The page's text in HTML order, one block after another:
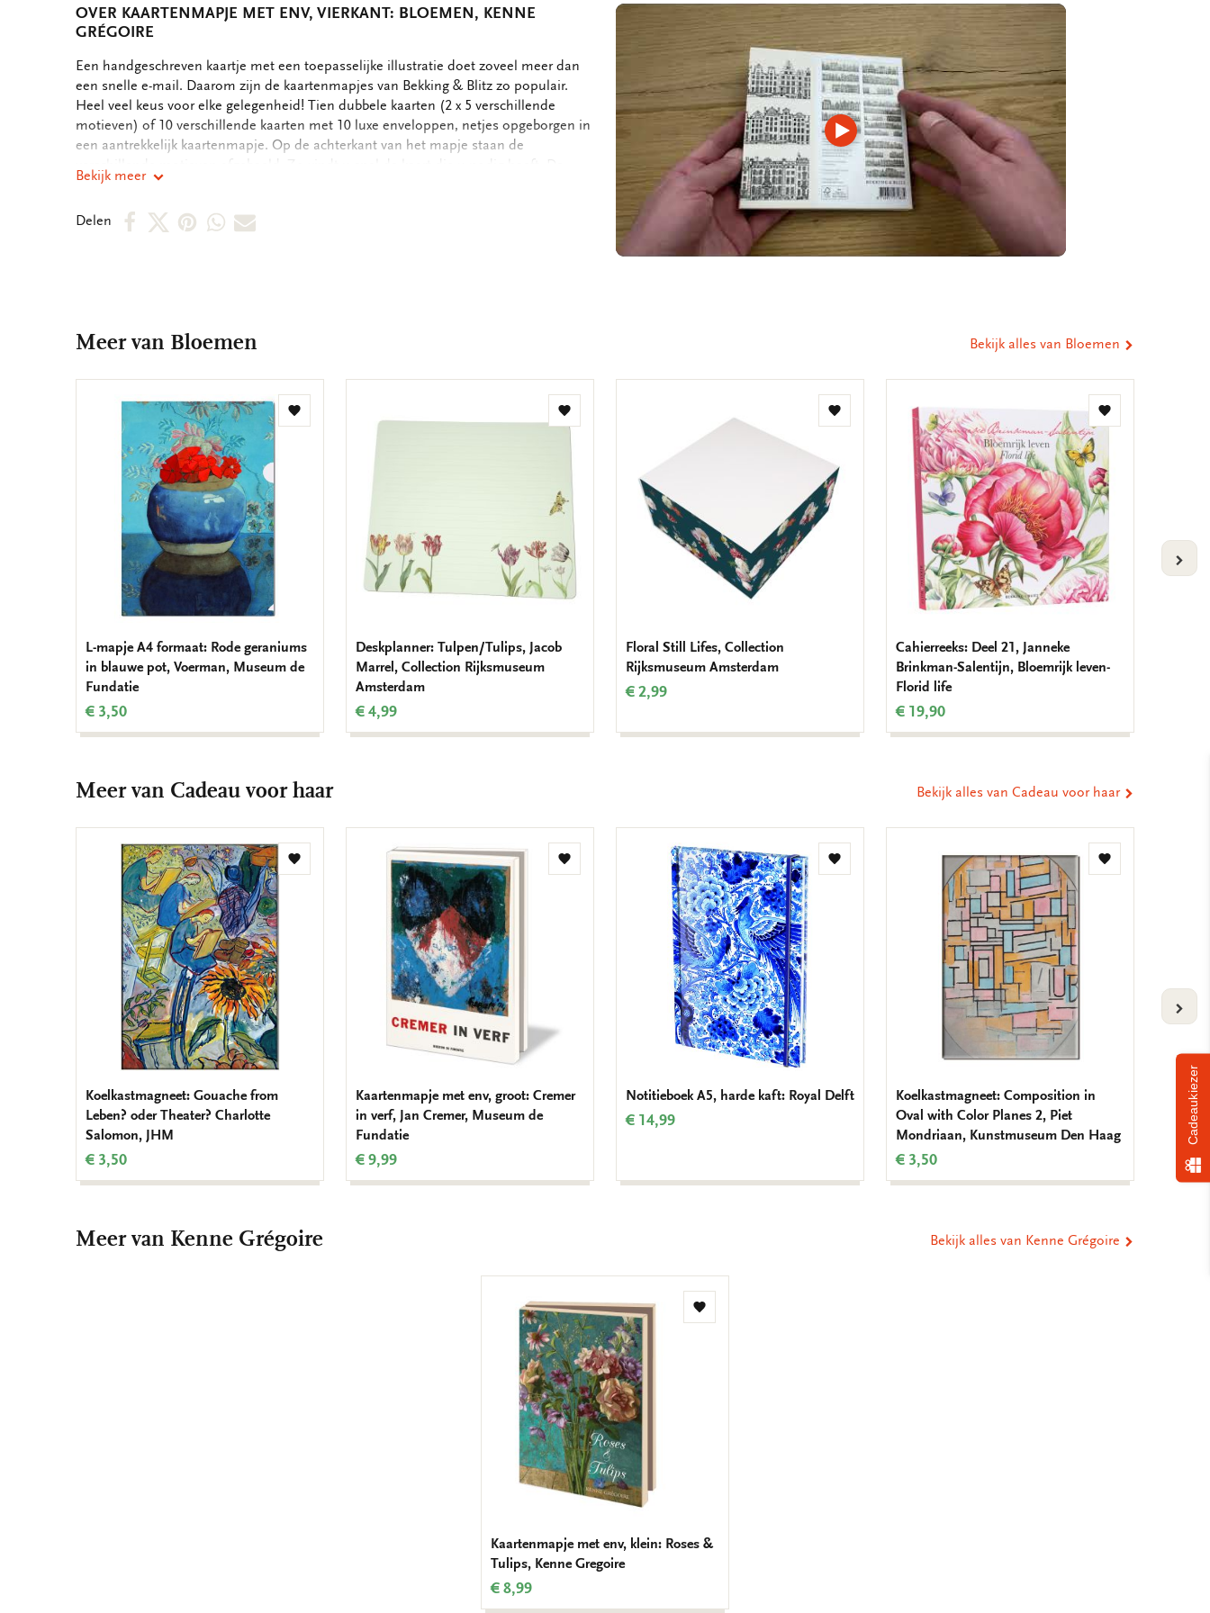
OVER KAARTENMAPJE MET ENV, VIERKANT: BLOEMEN, KENNE
GRÉGOIRE
OMSCHRIJVING
Een handgeschreven kaartje met een toepasselijke illustratie doet zoveel meer dan
een snelle e-mail. Daarom zijn de kaartenmapjes van Bekking & Blitz zo populair.
Heel veel keus voor elke gelegenheid! Tien dubbele kaarten (2 x 5 verschillende
motieven) of 10 verschillende kaarten met 10 luxe enveloppen, netjes opgeborgen in
een aantrekkelijk kaartenmapje. Op de achterkant van het mapje staan de
verschillende motieven afgebeeld. Zo vindt u snel de kaart die u nodig heeft. De
binnenkant van de dubbele kaarten zijn blanco. Alle ruimte dus voor uw persoonlijke
motieven - 240 grms off white papier - Totale gewicht 152 gram
Bekijk meer
Delen
DeelDeelDeelDeelDeel
Video
afspelen
Meer van Bloemen Bekijk alles van Bloemen
Toevoegen
L-mapje A4 formaat: Rode geraniums
in blauwe pot, Voerman, Museum de
Fundatie
€ 3,50
Toevoegen
aan
verlanglijst
Deskplanner: Tulpen/Tulips, Jacob
Marrel, Collection Rijksmuseum
Amsterdam
€ 4,99
Toevoegen
Floral Still Lifes, Collection
Rijksmuseum Amsterdam
€ 2,99
Toevoegen
verlanglijst
Cahierreeks: Deel 21, Janneke
Brinkman-Salentijn, Bloemrijk leven-
Florid life
€ 19,90
Meer van Cadeau voor haar Bekijk alles van Cadeau voor haar
Toevoegen
Koelkastmagneet: Gouache from
Leben? oder Theater? Charlotte
Salomon, JHM
€ 3,50
Toevoegen
Kaartenmapje met env, groot: Cremer
in verf, Jan Cremer, Museum de
Fundatie
€ 9,99
Toevoegen
Notitieboek A5, harde kaft: Royal Delft
€ 14,99
Toevoegen
Koelkastmagneet: Composition in
Oval with Color Planes 2, Piet
Mondriaan, Kunstmuseum Den Haag
€ 3,50
€ 3,50
Meer van Kenne Grégoire Bekijk alles van Kenne Grégoire
Toevoegen
Kaartenmapje met env, klein: Roses &
Tulips, Kenne Gregoire
€ 8,99
Cadeaukiezer